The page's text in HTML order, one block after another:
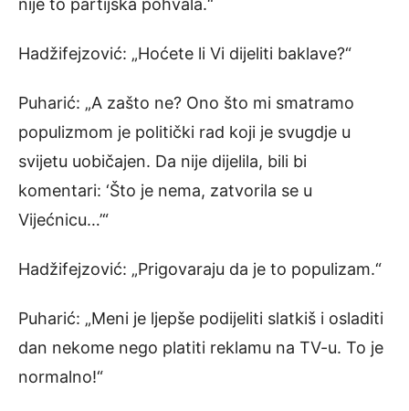
nije to partijska pohvala.“
Hadžifejzović: „Hoćete li Vi dijeliti baklave?“
Puharić: „A zašto ne? Ono što mi smatramo
populizmom je politički rad koji je svugdje u
svijetu uobičajen. Da nije dijelila, bili bi
komentari: ‘Što je nema, zatvorila se u
Vijećnicu…’“
Hadžifejzović: „Prigovaraju da je to populizam.“
Puharić: „Meni je ljepše podijeliti slatkiš i osladiti
dan nekome nego platiti reklamu na TV-u. To je
normalno!“